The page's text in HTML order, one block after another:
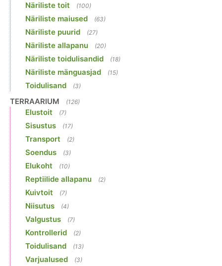
Näriliste toit (100)
Näriliste maiused (63)
Näriliste puurid (27)
Näriliste allapanu (20)
Näriliste toidulisandid (18)
Näriliste mänguasjad (15)
Toidulisand (3)
TERRAARIUM (126)
Elustoit (7)
Sisustus (17)
Transport (2)
Soendus (3)
Elukoht (10)
Reptiilide allapanu (2)
Kuivtoit (7)
Niisutus (4)
Valgustus (7)
Kontrollerid (2)
Toidulisand (13)
Varjualused (3)